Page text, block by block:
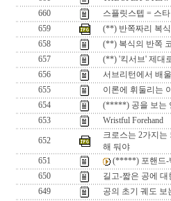
660
스플릿스텝 = 스
659
(**) 반쪽짜리 복
658
(**) 복식의 반쪽
657
(**) '킥서브' 제대
656
서브리턴에서 배
655
이론에 휘둘리는
654
(*****) 공을 보는
653
Wristful Forehand
652
크로스는 2가지는
해 둬야
651
(*****) 포핸드-
650
길고-짧은 공에
649
공의 초기 궤도 보